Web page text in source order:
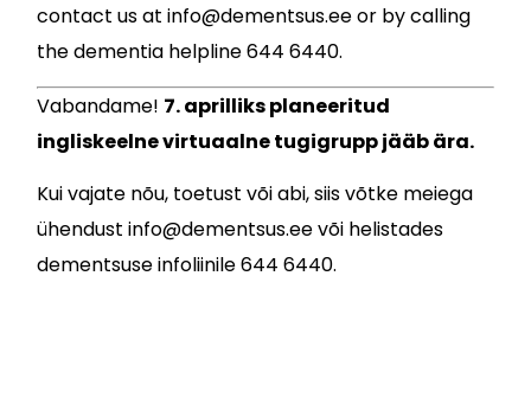
contact us at info@dementsus.ee or by calling
the dementia helpline 644 6440.
Vabandame! 7. aprilliks planeeritud
ingliskeelne virtuaalne tugigrupp jääb ära.
Kui vajate nõu, toetust või abi, siis võtke meiega
ühendust info@dementsus.ee või helistades
dementsuse infoliinile 644 6440.